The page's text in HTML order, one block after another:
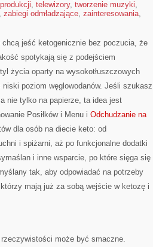
, telewizory, tworzenie muzyki,
, zabiegi odmładzające, zainteresowania,
jeść ketogenicznie bez poczucia, że
spotykają się z podejściem
życia oparty na wysokotłuszczowych
poziom węglowodanów. Jeśli szukasz
nie tylko na papierze, ta idea jest
Posiłków i Menu i Odchudzanie na
dla osób na diecie keto: od
i spiżarni, aż po funkcjonalne dodatki
i inne wsparcie, po które sięga się
tak, aby odpowiadać na potrzeby
mają już za sobą wejście w ketozę i
może być smaczne.